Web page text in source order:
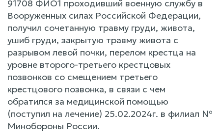
91708 ФИО1 проходивший военную службу в
Вооруженных силах Российской Федерации,
получил сочетанную травму груди, живота,
ушиб груди, закрытую травму живота с
разрывом левой почки, перелом крестца на
уровне второго-третьего крестцовых
позвонков со смещением третьего
крестцового позвонка, в связи с чем
обратился за медицинской помощью
(поступил на лечение) 25.02.2024г. в филиал №
Минобороны России.